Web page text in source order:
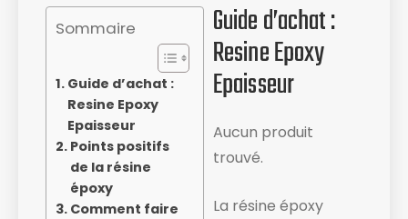
Sommaire
Guide d’achat :
Resine Epoxy
Epaisseur
Points positifs
de la résine
époxy
Comment faire
Guide d’achat :
Resine Epoxy
Epaisseur
Aucun produit
trouvé.
La résine époxy